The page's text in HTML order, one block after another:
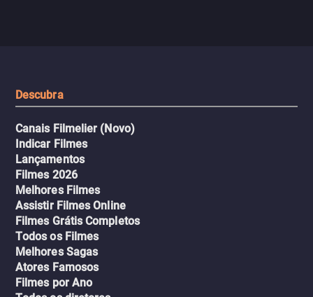
Descubra
Canais Filmelier (Novo)
Indicar Filmes
Lançamentos
Filmes 2026
Melhores Filmes
Assistir Filmes Online
Filmes Grátis Completos
Todos os Filmes
Melhores Sagas
Atores Famosos
Filmes por Ano